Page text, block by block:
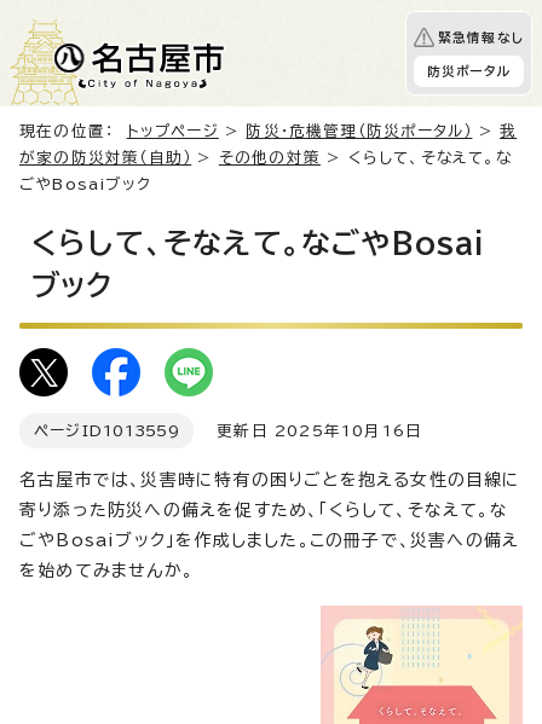
緊急情報なし
防災ポータル
現在の位置： トップページ > 防災・危機管理（防災ポータル） >我
が家の防災対策（自助）
> その他の対策
> くらして、そなえて。な
ごやBosaiブック
くらして、そなえて。なごやBosai
ブック
ページID 1013559 更新日 2025年10月16日
名古屋市では、災害時に特有の困りごとを抱える女性の目線に
寄り添った防災への備えを促すため、「くらして、そなえて。な
ごやBosaiブック」を作成しました。この冊子で、災害への備え
を始めてみませんか。